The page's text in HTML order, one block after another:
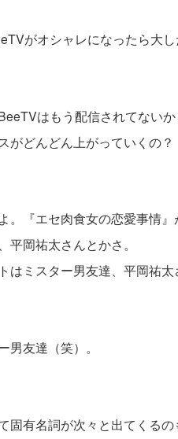
がオシャレになったら大し
はもう配信されてない
がどんどん上がっていくの？
『エセ肉食女の恋愛事情』
平岡祐太さんとかさ。
はミスター男友達、平岡祐太
男友達（笑）。
有名詞が次々と出てくるの